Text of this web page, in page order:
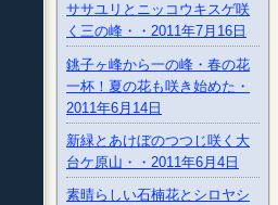
ササユリとニッコウキスゲ咲
く三の峰・・2011年7月16日
銚子ヶ峰から一の峰・春の花
一杯！夏の花も咲き始めた・
2011年6月14日
新緑とあけぼのつつじ咲く大
台ケ原山・・2011年6月4日
素晴らしい石楠花とシロヤシ